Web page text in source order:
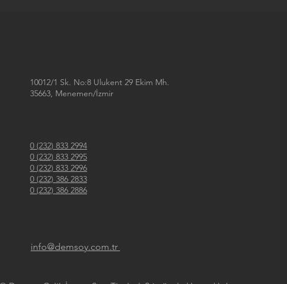
10012/1 Sk. No:8 Ulukent 29 Ekim Mh.
35663, Menemen/İzmir
0 (232) 833 2994
0 (232) 833 2995
0 (232) 833 2996
0 (232) 386 2833
0 (232) 386 2886
info@demsoy.com.tr